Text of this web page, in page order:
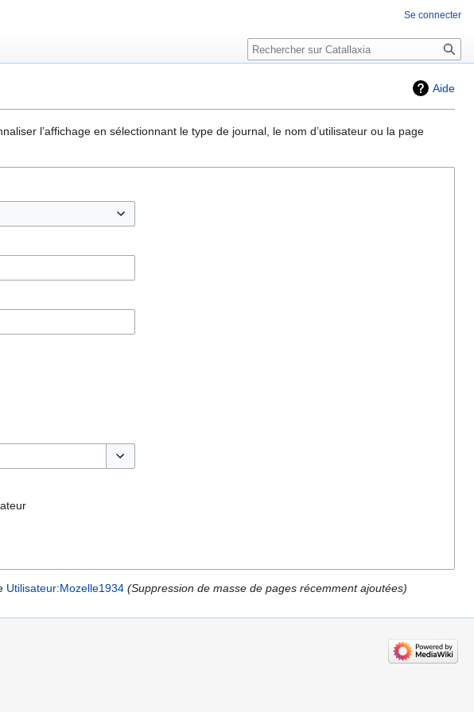
Aide
l’affichage en sélectionnant le type de journal, le nom d’utilisateur ou la page
Utilisateur:Mozelle1934 (Suppression de masse de pages récemment ajoutées)
Se connecter
Rechercher